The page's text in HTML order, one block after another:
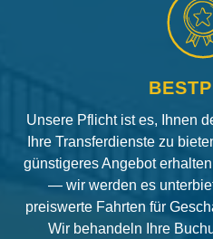
Unsere Pflicht ist es, Ihnen
Ihre Transferdienste zu
günstigeres Angebot
— wir werden es
preiswerte Fahrten für
Wir behandeln Ihre